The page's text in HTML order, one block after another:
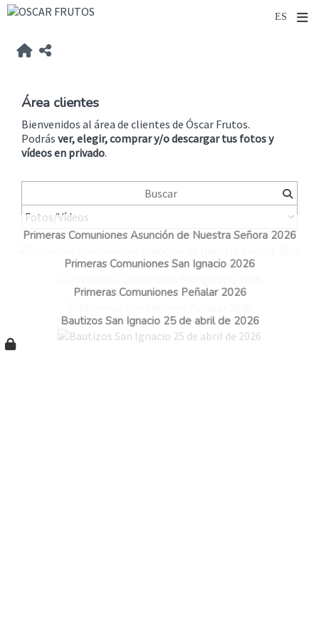
Área clientes
Bienvenidos al área de clientes de Óscar Frutos.
Podrás ver, elegir, comprar y/o descargar tus fotos y
vídeosen privado.
Primeras Comuniones Asunción de Nuestra Señora 2026
Primeras Comuniones San Ignacio 2026
Primeras Comuniones Peñalar 2026
Bautizos San Ignacio 25 de abril de 2026